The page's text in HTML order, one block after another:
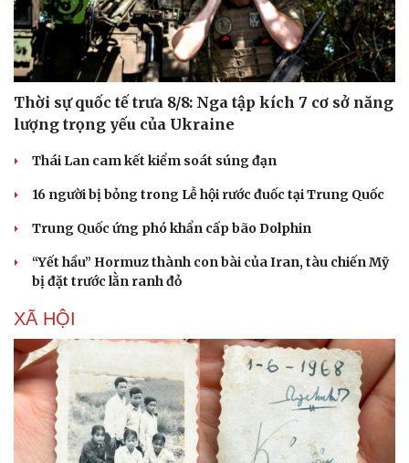
Thời sự quốc tế trưa 8/8: Nga tập kích 7 cơ sở năng
lượng trọng yếu của Ukraine
Thái Lan cam kết kiểm soát súng đạn
16 người bị bỏng trong Lễ hội rước đuốc tại Trung Quốc
Trung Quốc ứng phó khẩn cấp bão Dolphin
“Yết hầu” Hormuz thành con bài của Iran, tàu chiến Mỹ
bị đặt trước lằn ranh đỏ
XÃ HỘI